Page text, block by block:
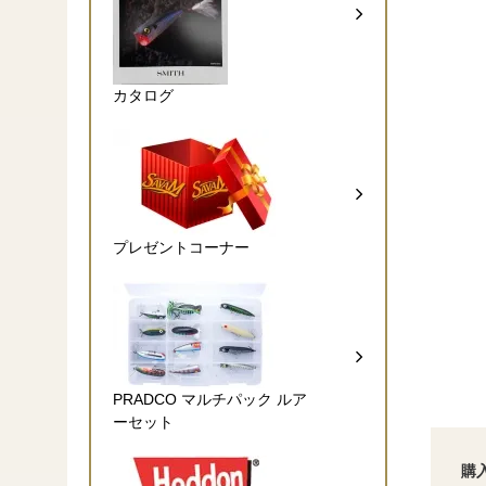
購
カタログ
プレゼントコーナー
PRADCO マルチパック ルア
ーセット